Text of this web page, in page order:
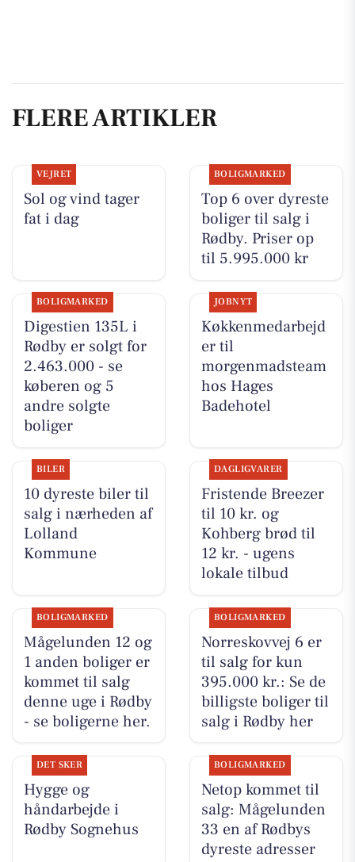
FLERE ARTIKLER
VEJRET
Sol og vind tager
fat i dag
BOLIGMARKED
Top 6 over dyreste
boliger til salg i
Rødby. Priser op
til 5.995.000 kr
BOLIGMARKED
Digestien 135L i
Rødby er solgt for
2.463.000 - se
køberen og 5
andre solgte
boliger
JOBNYT
Køkkenmedarbejd
er til
morgenmadsteam
hos Hages
Badehotel
BILER
10 dyreste biler til
salg i nærheden af
Lolland
Kommune
DAGLIGVARER
Fristende Breezer
til 10 kr. og
Kohberg brød til
12 kr. - ugens
lokale tilbud
BOLIGMARKED
Mågelunden 12 og
1 anden boliger er
kommet til salg
denne uge i Rødby
- se boligerne her.
BOLIGMARKED
Norreskovvej 6 er
til salg for kun
395.000 kr.: Se de
billigste boliger til
salg i Rødby her
DET SKER
Hygge og
håndarbejde i
Rødby Sognehus
BOLIGMARKED
Netop kommet til
salg: Mågelunden
33 en af Rødbys
dyreste adresser